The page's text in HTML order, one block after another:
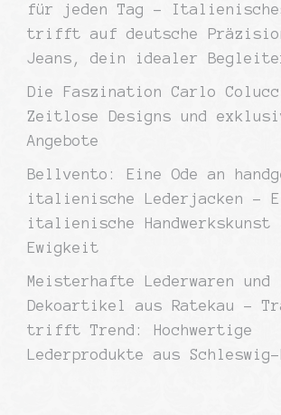
für jeden Tag –
trifft auf deutsche Präzision
Jeans, dein idealer
Die Faszination Carlo
Zeitlose Designs und
Angebote
Bellvento: Eine Ode an
italienische Lederjacken –
italienische
Ewigkeit
Meisterhafte Lederwaren und
Dekoartikel aus Ratekau –
trifft Trend: Hochwertige
Lederprodukte aus